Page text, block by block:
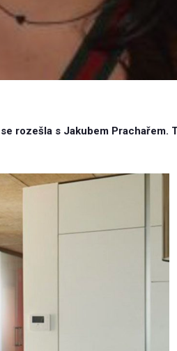
rozešla s Jakubem Prachařem.